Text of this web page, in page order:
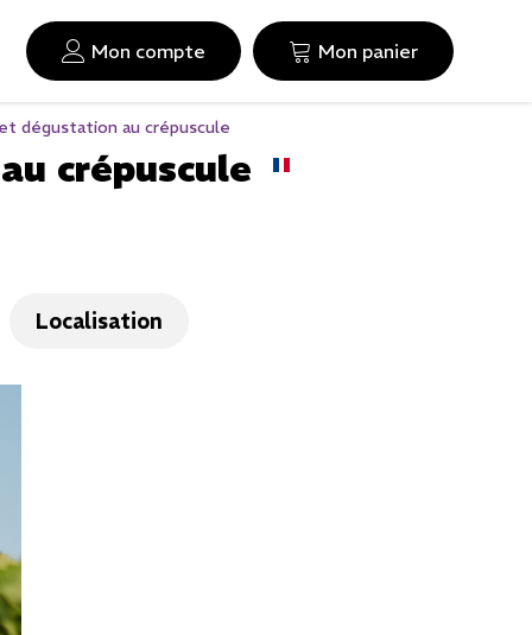
Mon compte Mon panier
dégustation au crépuscule
crépuscule
Localisation